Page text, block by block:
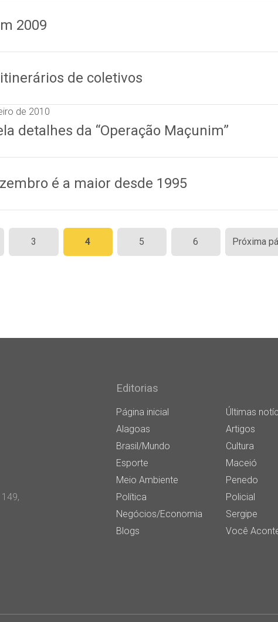
2009
de coletivos
de 2010
detalhes da “Operação Maçunim”
é a maior desde 1995
3 4 5 6 Próxima
Editorias
Página inicial
Últimas
Alagoas
Artigos
Brasil/Mundo
Cultura
Esporte
Maceió
Meio Ambiente
Penedo
Política
Policial
Negócios/Economia
Sergipe
Blogs
Você